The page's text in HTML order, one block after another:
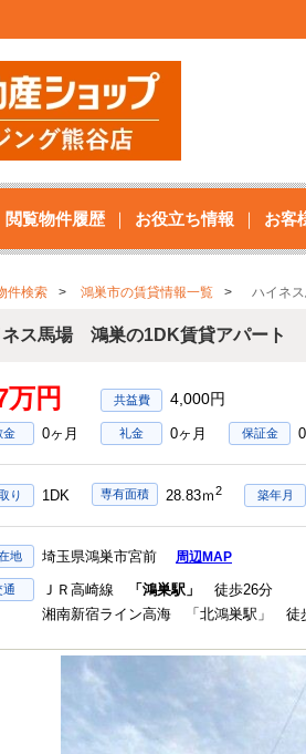
閲覧物件履歴 お役立ち情報 お客
件検索 鴻巣市の賃貸情報一覧 ハイネ
ス馬場 鴻巣の1DK賃貸アパート
万円 4,000円
金 0ヶ月 礼金 0ヶ月 保証金
り 1DK 専有面積 28.83ｍ2 築年月
地 埼玉県鴻巣市宮前 周辺MAP
通 ＪＲ高崎線 「鴻巣駅」
徒歩26分
湘南新宿ライン高海 「北鴻巣駅」 徒